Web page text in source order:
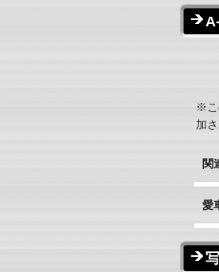
※こ
加
関
愛